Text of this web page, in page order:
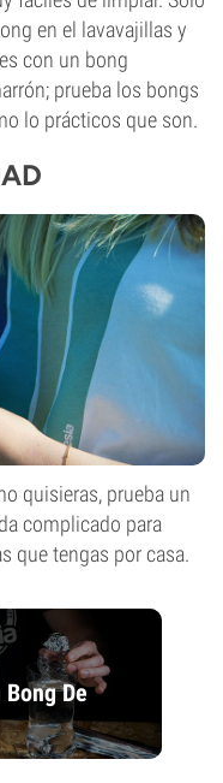
en el lavavajillas y
con un bong
prueba los bongs
lo prácticos que son.
quisieras, prueba un
complicado para
que tengas por casa.
Bong De